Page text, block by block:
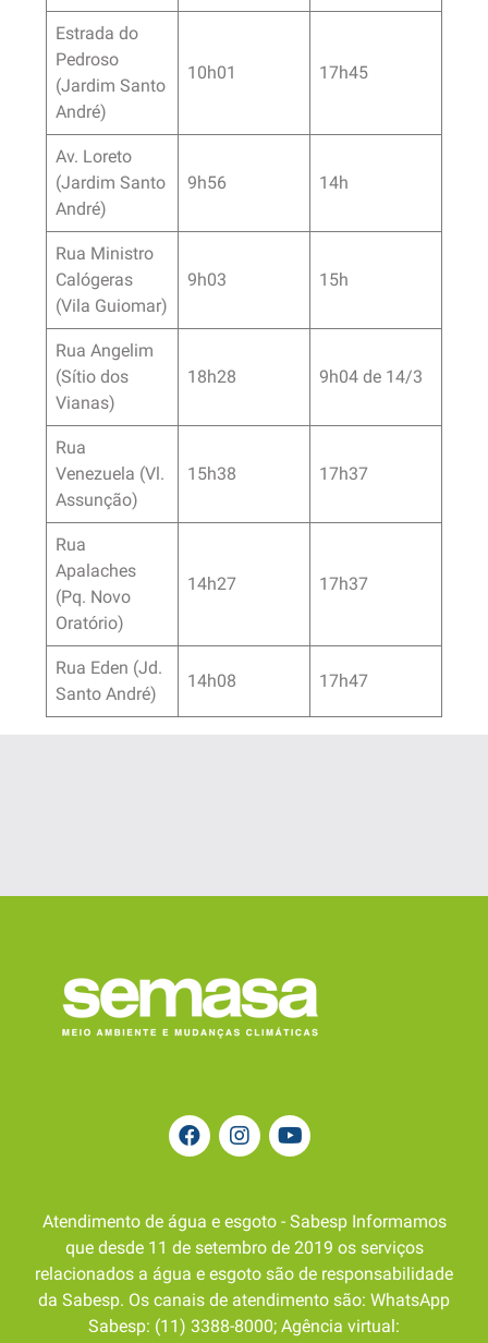
Estrada do
Pedroso
(Jardim Santo
André)
10h01 17h45
Av. Loreto
(Jardim Santo
André)
9h56 14h
Rua Ministro
Calógeras
(Vila Guiomar)
9h03 15h
Rua Angelim
(Sítio dos
Vianas)
18h28 9h04 de 14/3
Rua
Venezuela (Vl.
Assunção)
15h38 17h37
Rua
Apalaches
(Pq. Novo
Oratório)
14h27 17h37
Rua Eden (Jd.
Santo André)
14h08 17h47
Atendimento de água e esgoto - Sabesp Informamos
que desde 11 de setembro de 2019 os serviços
relacionados a água e esgoto são de responsabilidade
da Sabesp. Os canais de atendimento são: WhatsApp
Sabesp: (11) 3388-8000; Agência virtual: